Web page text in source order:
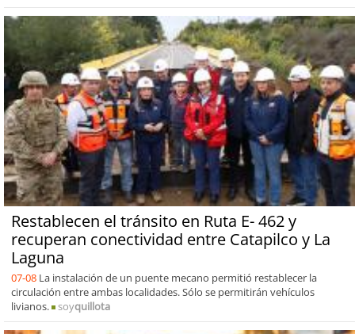
Restablecen el tránsito en Ruta E- 462 y
recuperan conectividad entre Catapilco y La
Laguna
07-08 La instalación de un puente mecano permitió restablecer la
circulación entre ambas localidades. Sólo se permitirán vehículos
livianos.
soyquillota